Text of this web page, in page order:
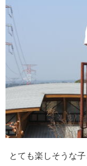
とても楽しそうな子